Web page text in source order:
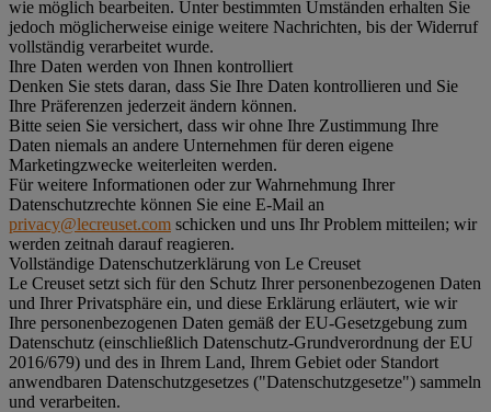
wie möglich bearbeiten. Unter bestimmten Umständen erhalten Sie
jedoch möglicherweise einige weitere Nachrichten, bis der Widerruf
vollständig verarbeitet wurde.
Ihre Daten werden von Ihnen kontrolliert
Denken Sie stets daran, dass Sie Ihre Daten kontrollieren und Sie
Ihre Präferenzen jederzeit ändern können.
Bitte seien Sie versichert, dass wir ohne Ihre Zustimmung Ihre
Daten niemals an andere Unternehmen für deren eigene
Marketingzwecke weiterleiten werden.
Für weitere Informationen oder zur Wahrnehmung Ihrer
Datenschutzrechte können Sie eine E-Mail an
privacy@lecreuset.com schicken und uns Ihr Problem mitteilen; wir
werden zeitnah darauf reagieren.
Vollständige Datenschutzerklärung von Le Creuset
Le Creuset setzt sich für den Schutz Ihrer personenbezogenen Daten
und Ihrer Privatsphäre ein, und diese Erklärung erläutert, wie wir
Ihre personenbezogenen Daten gemäß der EU-Gesetzgebung zum
Datenschutz (einschließlich Datenschutz-Grundverordnung der EU
2016/679) und des in Ihrem Land, Ihrem Gebiet oder Standort
anwendbaren Datenschutzgesetzes ("Datenschutzgesetze") sammeln
und verarbeiten.